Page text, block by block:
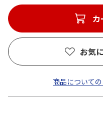
カ
お気
商品について